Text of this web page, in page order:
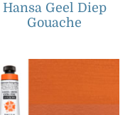
Hansa Geel Diep
Gouache